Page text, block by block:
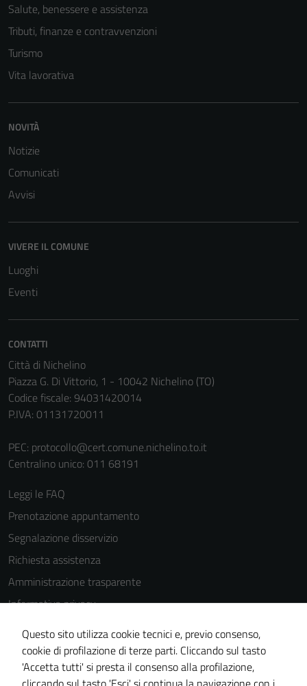
Salute, benessere e assistenza
Tributi, finanze e contravvenzioni
Turismo
Vita lavorativa
NOVITÀ
Notizie
Comunicati
Avvisi
VIVERE IL COMUNE
Luoghi
Eventi
CONTATTI
Città di Nichelino
Piazza G. Di Vittorio, 1 - 10042 Nichelino (TO)
Codice fiscale: 94031420014
P.IVA: 01131720011
PEC: protocollo@cert.comune.nichelino.to.it
Centralino unico: 011 68191
Leggi le FAQ
Prenotazione appuntamento
Segnalazione disservizio
Richiesta assistenza
Amministrazione trasparente
Informativa privacy
Cookie Policy
Note legali
Dichiarazione di accessibilità
Questo sito utilizza cookie tecnici e, previo consenso,
cookie di profilazione di terze parti. Cliccando sul tasto
'Accetta tutti' si presta il consenso alla profilazione,